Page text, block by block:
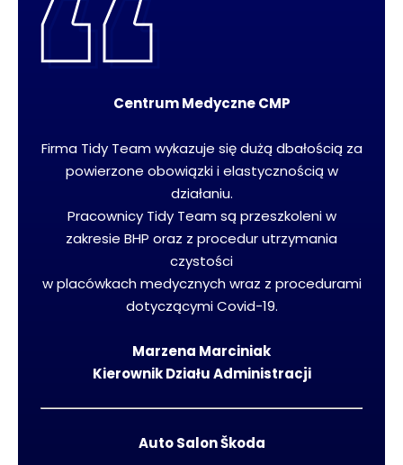
Centrum Medyczne CMP
Firma Tidy Team wykazuje się dużą dbałością za
powierzone obowiązki i elastycznością w
działaniu.
Pracownicy Tidy Team są przeszkoleni w
zakresie BHP oraz z procedur utrzymania
czystości
w placówkach medycznych wraz z procedurami
dotyczącymi Covid-19.
Marzena Marciniak
Kierownik Działu Administracji
Auto Salon Škoda